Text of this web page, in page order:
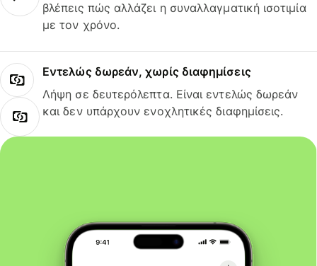
βλέπεις πώς αλλάζει η συναλλαγματική ισοτιμία
με τον χρόνο.
Εντελώς δωρεάν, χωρίς διαφημίσεις
Λήψη σε δευτερόλεπτα. Είναι εντελώς δωρεάν
και δεν υπάρχουν ενοχλητικές διαφημίσεις.